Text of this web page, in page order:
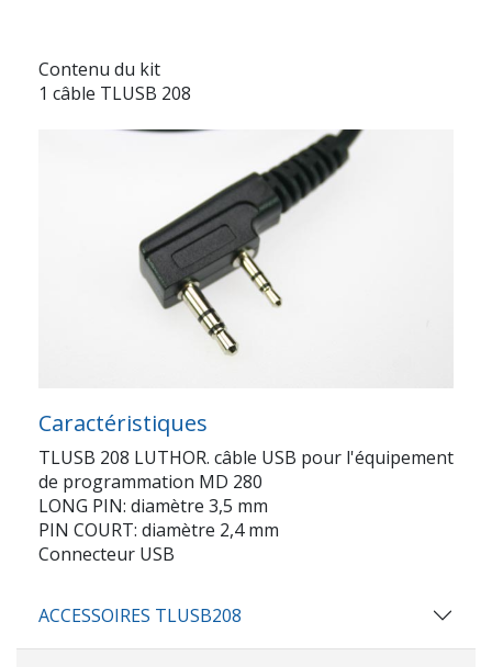
Contenu du kit
1 câble TLUSB 208
Caractéristiques
TLUSB 208 LUTHOR. câble USB pour l'équipement
de programmation MD 280
LONG PIN: diamètre 3,5 mm
PIN COURT: diamètre 2,4 mm
Connecteur USB
ACCESSOIRES TLUSB208